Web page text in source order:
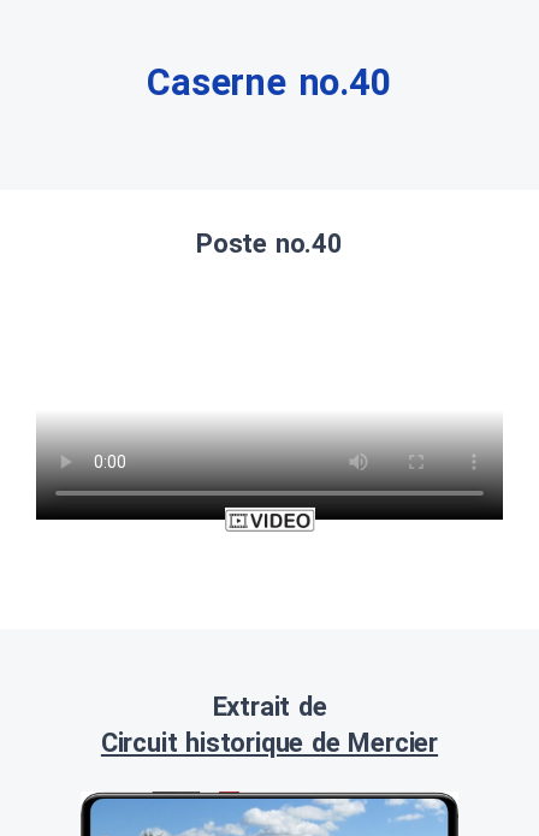
Caserne no.40
Poste no.40
Extrait de
Circuit historique de Mercier